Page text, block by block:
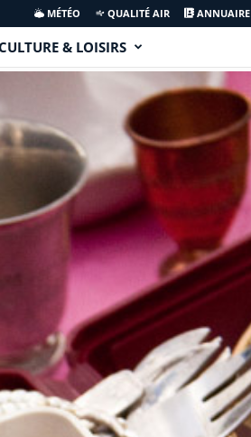
MÉTÉO QUALITÉ AIR ANNUAIRE
& LOISIRS